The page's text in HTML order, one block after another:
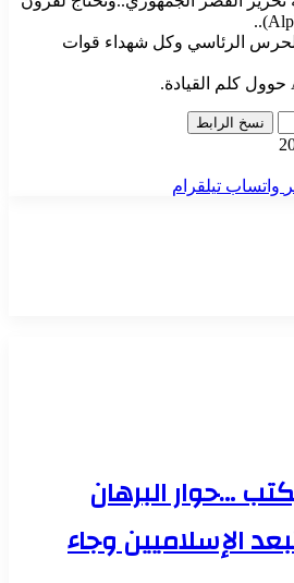
الحرس الرئاسي وكل شهداء قوات
نسخ الرابط
واتساب تيلقرام
…حوار البرهان
الإسلاميين وجاء